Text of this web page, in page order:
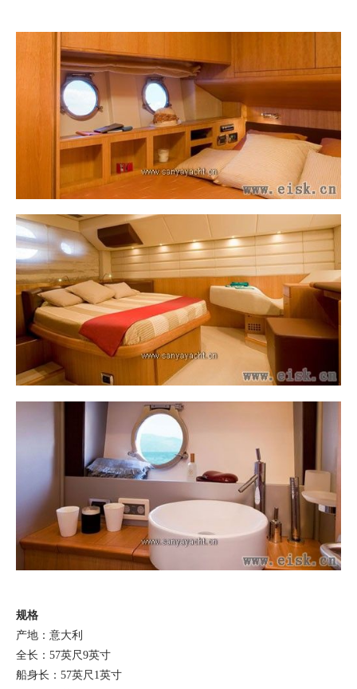
规格
产地：意大利
全长：57英尺9英寸
船身长：57英尺1英寸
船宽：15英尺9英寸
燃油容量：705美制加仑
淡水容量：210美制加仑
最大速度：29节
巡航速度：25节
1w+ 0
549
返回 豪艇欣赏
相关推荐
Amer 94 Twin超艇：以绿色环保理念建造的